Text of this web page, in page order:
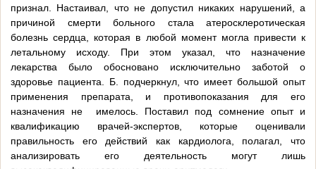
признал. Настаивал, что не допустил никаких нарушений, а
причиной смерти больного стала атеросклеротическая
болезнь сердца, которая в любой момент могла привести к
летальному исходу. При этом указал, что назначение
лекарства было обосновано исключительно заботой о
здоровье пациента. Б. подчеркнул, что имеет большой опыт
применения препарата, и противопоказания для его
назначения не имелось. Поставил под сомнение опыт и
квалификацию врачей-экспертов, которые оценивали
правильность его действий как кардиолога, полагал, что
анализировать его деятельность могут лишь